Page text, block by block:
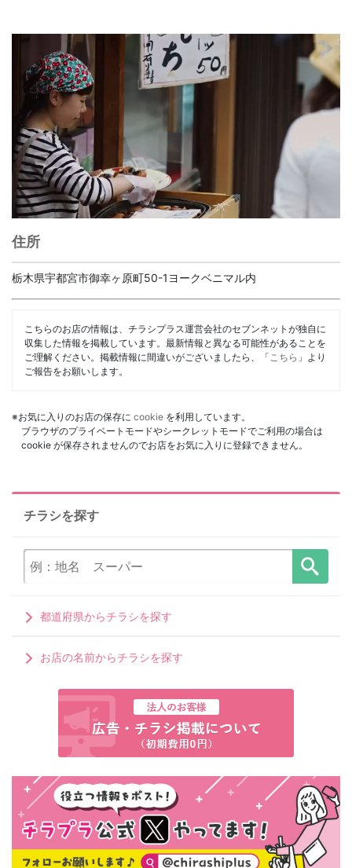
住所
栃木県宇都宮市御幸ヶ原町50-1ヨークベニマル内
こちらのお店の情報は、チラシプラス運営会社のセブンネットが独自に
収集した情報を掲載しています。最新情報と異なる可能性があることを
ご理解ください。掲載情報に間違いがございましたら、「 こちら 」より
ご報告をお願いします。
※お気に入りのお店の保存に cookie を利用しています。
ブラウザのプライベートモードやシークレットモードでご利用の場合は
cookie が保存されませんのでお店をお気に入りに登録できません。
チラシを探す
都道府県からチラシを探す
お店の名前からチラシを探す